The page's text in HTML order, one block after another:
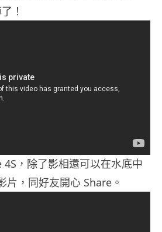
！
，除了影相還可以在水底中
片，同好友開心 Share。